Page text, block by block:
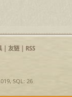
| 友链| RSS
SQL: 26